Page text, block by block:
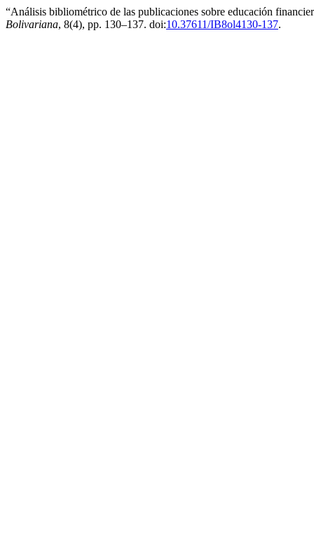
“Análisis bibliométrico de las publicaciones sobre educación
Bolivariana, 8(4), pp. 130–137. doi:10.37611/IB8ol4130-137.